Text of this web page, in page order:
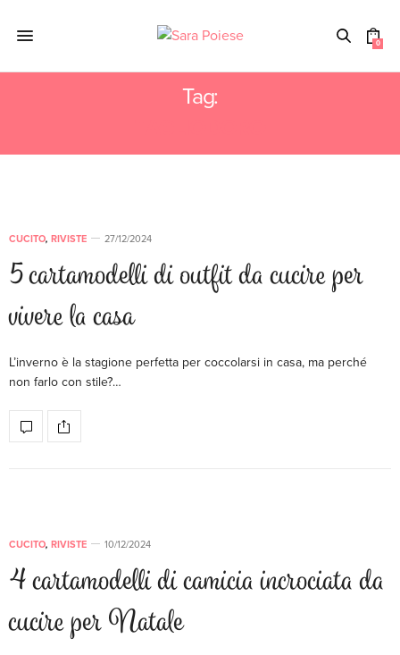
0
Tag:
CUCITO, RIVISTE 27/12/2024
5 cartamodelli di outfit da cucire per
vivere la casa
L’inverno è la stagione perfetta per coccolarsi in casa, ma perché
non farlo con stile?…
CUCITO, RIVISTE 10/12/2024
4 cartamodelli di camicia incrociata da
cucire per Natale